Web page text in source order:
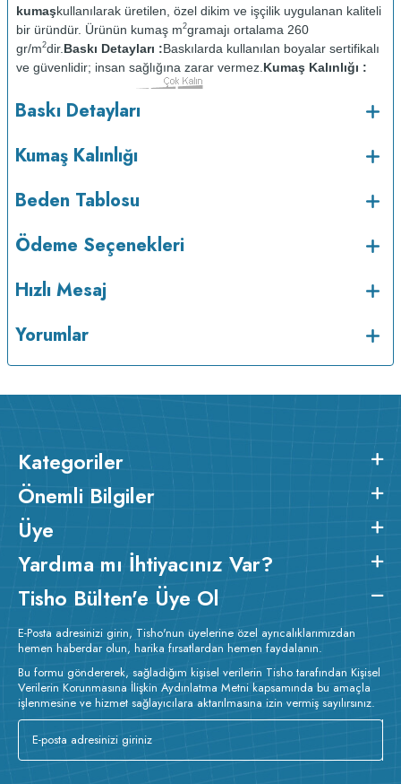
kumaşkullanılarak üretilen, özel dikim ve işçilik uygulanan kaliteli
bir üründür. Ürünün kumaş m2gramajı ortalama 260
gr/m2dir. Baskı Detayları :Baskılarda kullanılan boyalar sertifikalı
ve güvenlidir; insan sağlığına zarar vermez. Kumaş Kalınlığı :
maksimum 30 ode ve tersten yıkanır.
Baskı Detayları
Kumaş Kalınlığı
Beden Tablosu
Ödeme Seçenekleri
Hızlı Mesaj
Yorumlar
Kategoriler
Önemli Bilgiler
Üye
Yardıma mı İhtiyacınız Var?
Tisho Bülten'e Üye Ol
E-Posta adresinizi girin, Tisho'nun üyelerine özel ayrıcalıklarımızdan
hemen haberdar olun, harika fırsatlardan hemen faydalanın.
Bu formu göndererek, sağladığım kişisel verilerin Tisho tarafından Kişisel
Verilerin Korunmasına İlişkin Aydınlatma Metni kapsamında bu amaçla
işlenmesine ve hizmet sağlayıcılara aktarılmasına izin vermiş sayılırsınız.